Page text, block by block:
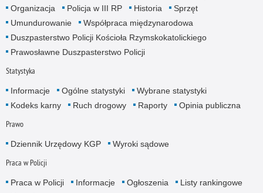
Organizacja
Policja w III RP Historia
Sprzęt
Umundurowanie
Współpraca międzynarodowa
Duszpasterstwo Policji Kościoła Rzymskokatolickiego
Prawosławne Duszpasterstwo Policji
Statystyka
Informacje Ogólne statystyki
Wybrane statystyki
Kodeks karny
Ruch drogowy Raporty Opinia publiczna
Prawo
Dziennik Urzędowy KGP Wyroki sądowe
Praca w Policji
Praca w Policji Informacje Ogłoszenia
Listy rankingowe